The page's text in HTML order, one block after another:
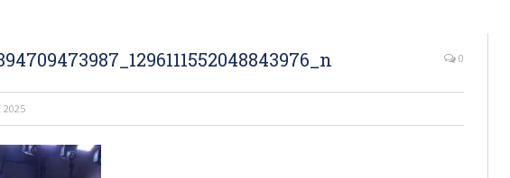
0
2025